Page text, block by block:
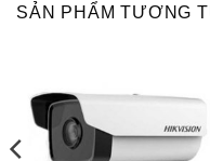
SẢN PHẨM TƯƠNG